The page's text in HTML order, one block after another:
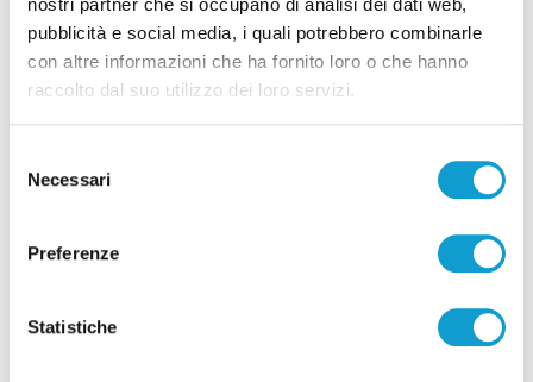
nostri partner che si occupano di analisi dei dati web,
pubblicità e social media, i quali potrebbero combinarle
con altre informazioni che ha fornito loro o che hanno
raccolto dal suo utilizzo dei loro servizi.
delNecessari
Preferenze
Statistiche